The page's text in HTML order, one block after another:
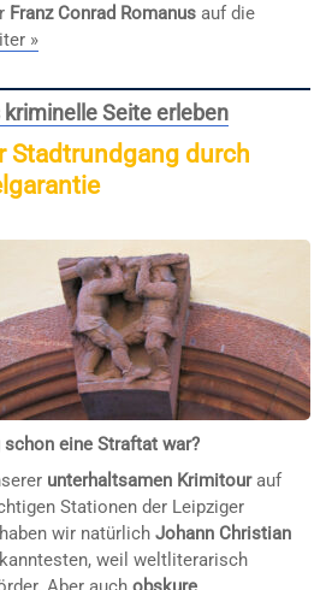
Franz Conrad Romanusauf die
»
Seite erleben
Stadtrundgang durch
schon eine Straftat war?
unterhaltsamen Krimitourauf
Stationen der Leipziger
wir natürlich Johann Christian
weil weltliterarisch